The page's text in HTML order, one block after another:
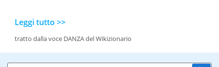
Leggi tutto >>
tratto dalla voce DANZA del Wikizionario